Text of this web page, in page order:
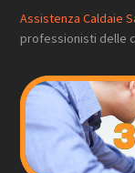
Assistenza Caldaie
professionisti delle